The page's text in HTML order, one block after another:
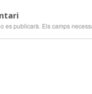
es publicarà. Els camps